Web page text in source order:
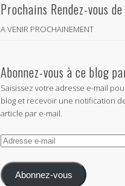
Prochains Rendez-vous
A VENIR PROCHAINEMENT
Abonnez-vous à ce blog
Saisissez votre adresse e-mail
blog et recevoir une notification
article par e-mail.
Adresse
mail
Abonnez-vous